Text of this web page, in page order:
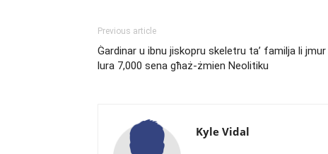
Previous article
Ġardinar u ibnu jiskopru skeletru ta’ familja li jmur
lura 7,000 sena għaż-żmien Neolitiku
Kyle Vidal